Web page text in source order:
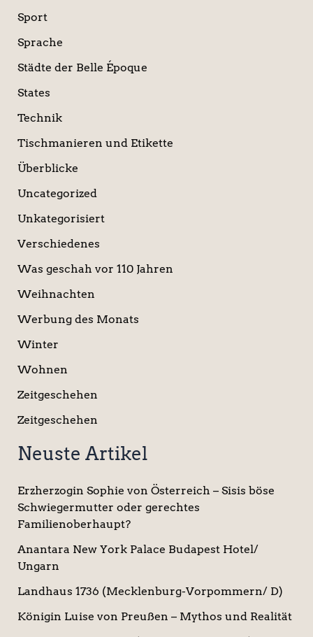
Sport
Sprache
Städte der Belle Époque
States
Technik
Tischmanieren und Etikette
Überblicke
Uncategorized
Unkategorisiert
Verschiedenes
Was geschah vor 110 Jahren
Weihnachten
Werbung des Monats
Winter
Wohnen
Zeitgeschehen
Zeitgeschehen
Neuste Artikel
Erzherzogin Sophie von Österreich – Sisis böse
Schwiegermutter oder gerechtes
Familienoberhaupt?
Anantara New York Palace Budapest Hotel/
Ungarn
Landhaus 1736 (Mecklenburg-Vorpommern/ D)
Königin Luise von Preußen – Mythos und Realität